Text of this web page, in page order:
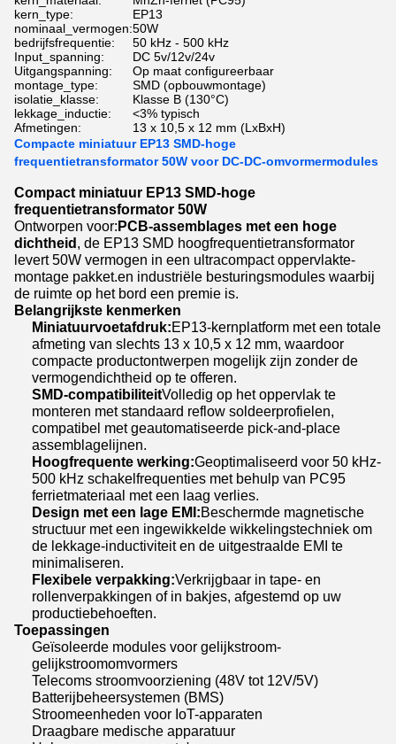
kern_type:
EP13
nominaal_vermogen:50W
bedrijfsfrequentie:
50 kHz - 500 kHz
Input_spanning:
DC 5v/12v/24v
Uitgangspanning:
Op maat configureerbaar
montage_type:
SMD (opbouwmontage)
isolatie_klasse:
Klasse B (130°C)
lekkage_inductie:
<3% typisch
Afmetingen:
13 x 10,5 x 12 mm (LxBxH)
Compacte miniatuur EP13 SMD-hoge
frequentietransformator 50W voor DC-DC-omvormermodules
Compact miniatuur EP13 SMD-hoge
frequentietransformator 50W
Ontworpen voor:PCB-assemblages met een hoge
dichtheid, de EP13 SMD hoogfrequentietransformator
levert 50W vermogen in een ultracompact oppervlakte-
montage pakket.en industriële besturingsmodules waarbij
de ruimte op het bord een premie is.
Belangrijkste kenmerken
Miniatuurvoetafdruk:EP13-kernplatform met een totale
afmeting van slechts 13 x 10,5 x 12 mm, waardoor
compacte productontwerpen mogelijk zijn zonder de
vermogendichtheid op te offeren.
SMD-compatibiliteitVolledig op het oppervlak te
monteren met standaard reflow soldeerprofielen,
compatibel met geautomatiseerde pick-and-place
assemblagelijnen.
Hoogfrequente werking:Geoptimaliseerd voor 50 kHz-
500 kHz schakelfrequenties met behulp van PC95
ferrietmateriaal met een laag verlies.
Design met een lage EMI:Beschermde magnetische
structuur met een ingewikkelde wikkelingstechniek om
de lekkage-inductiviteit en de uitgestraalde EMI te
minimaliseren.
Flexibele verpakking:Verkrijgbaar in tape- en
rollenverpakkingen of in bakjes, afgestemd op uw
productiebehoeften.
Toepassingen
Geïsoleerde modules voor gelijkstroom-
gelijkstroomomvormers
Telecoms stroomvoorziening (48V tot 12V/5V)
Batterijbeheersystemen (BMS)
Stroomeenheden voor IoT-apparaten
Draagbare medische apparatuur